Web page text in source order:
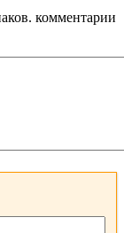
комментарии